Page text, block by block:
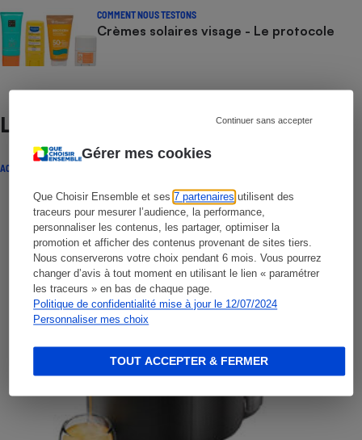
Gérer mes cookies
Que Choisir Ensemble et ses7 partenaires utilisent des
traceurs pour mesurer l’audience, la performance,
personnaliser les contenus, les partager, optimiser la
promotion et afficher des contenus provenant de sites tiers.
Nous conserverons votre choix pendant 6 mois. Vous pourrez
changer d’avis à tout moment en utilisant le lien « paramétrer
les traceurs » en bas de chaque page.
Politique de confidentialité mise à jour le 12/07/2024
Personnaliser mes choix
Continuer sans accepter
TOUT ACCEPTER & FERMER
COMMENT NOUS TESTONS
Crèmes solaires visage - Le protocole
Lire aussi
ACTUALITÉ